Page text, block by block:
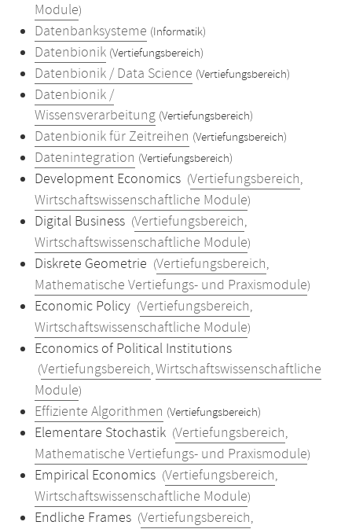
Module)
Datenbanksysteme (Informatik)
Datenbionik (Vertiefungsbereich)
Datenbionik / Data Science (Vertiefungsbereich)
Datenbionik /
Wissensverarbeitung (Vertiefungsbereich)
Datenbionik für Zeitreihen (Vertiefungsbereich)
Datenintegration (Vertiefungsbereich)
Development Economics (Vertiefungsbereich,
Wirtschaftswissenschaftliche Module)
Digital Business (Vertiefungsbereich,
Wirtschaftswissenschaftliche Module)
Diskrete Geometrie (Vertiefungsbereich,
Mathematische Vertiefungs- und Praxismodule)
Economic Policy (Vertiefungsbereich,
Wirtschaftswissenschaftliche Module)
Economics of Political Institutions
(Vertiefungsbereich,Wirtschaftswissenschaftliche
Module)
Effiziente Algorithmen (Vertiefungsbereich)
Elementare Stochastik (Vertiefungsbereich,
Mathematische Vertiefungs- und Praxismodule)
Empirical Economics (Vertiefungsbereich,
Wirtschaftswissenschaftliche Module)
Endliche Frames (Vertiefungsbereich,